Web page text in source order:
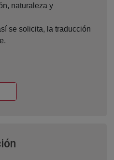
naturaleza y
se solicita, la traducción
nueva